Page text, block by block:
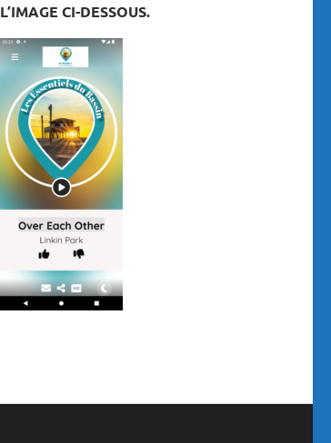
L’IMAGE CI-DESSOUS.